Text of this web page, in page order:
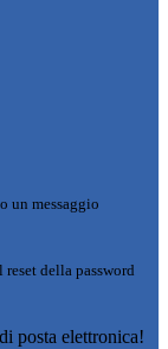
un messaggio
della password
posta elettronica!